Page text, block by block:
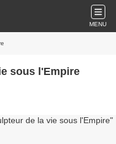
MENU
sous l'Empire